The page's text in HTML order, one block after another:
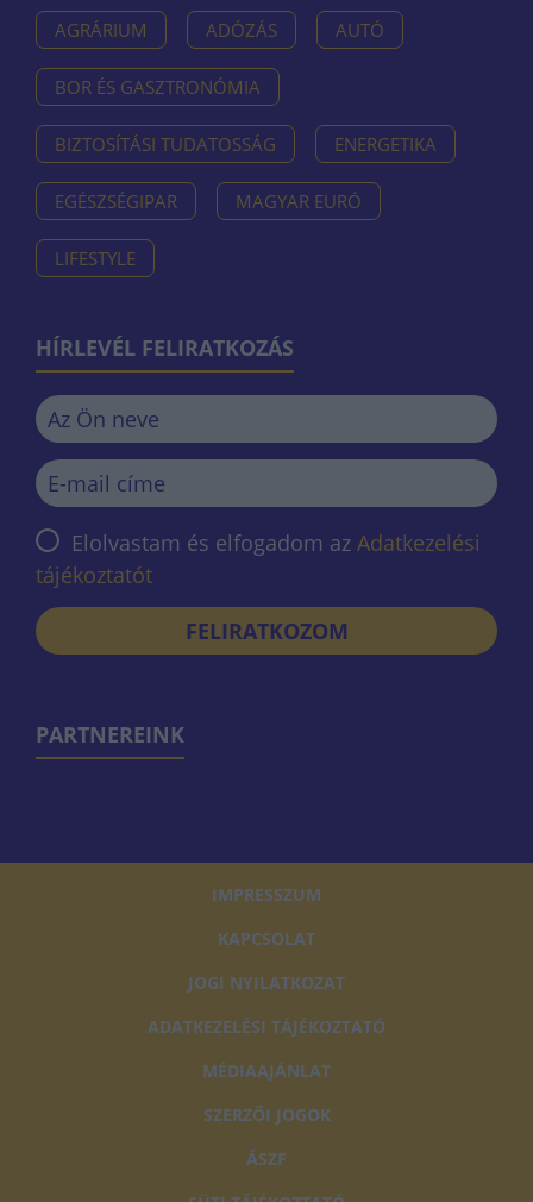
AGRÁRIUM ADÓZÁS AUTÓ
BOR ÉS GASZTRONÓMIA
BIZTOSÍTÁSI TUDATOSSÁG ENERGETIKA
EGÉSZSÉGIPAR MAGYAR EURÓ
LIFESTYLE
HÍRLEVÉL FELIRATKOZÁS
Elolvastam és elfogadom az Adatkezelési
tájékoztatót
FELIRATKOZOM
PARTNEREINK
IMPRESSZUM
KAPCSOLAT
JOGI NYILATKOZAT
ADATKEZELÉSI TÁJÉKOZTATÓ
MÉDIAAJÁNLAT
SZERZŐI JOGOK
ÁSZF